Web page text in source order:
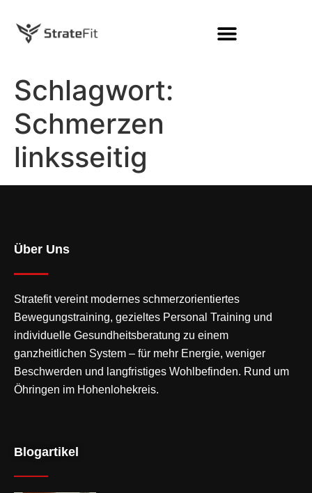
Schlagwort:
Schmerzen
linksseitig
Über Uns
Stratefit vereint modernes schmerzorientiertes
Bewegungstraining, gezieltes Personal Training und
individuelle Gesundheitsberatung zu einem
ganzheitlichen System – für mehr Energie, weniger
Beschwerden und langfristiges Wohlbefinden. Rund um
Öhringen im Hohenlohekreis.
Blogartikel